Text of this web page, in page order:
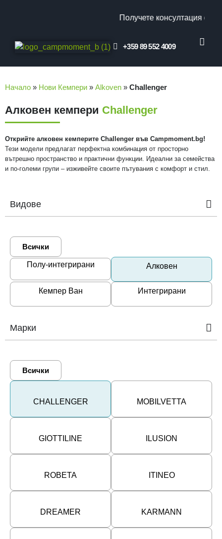
Получете консултация от
+359 89 552 4009
Начало » Нови Кемпери » Alkoven » Challenger
Алковен кемпери Challenger
Открийте алковен кемперите Challenger във Campmoment.bg!
Тези модели предлагат перфектна комбинация от просторно
вътрешно пространство и практични функции. Идеални за семейства
и по-големи групи – изживейте своите пътувания с комфорт и стил.
Видове
Всички
Полу-интегрирани Алковен
Кемпер Ван Интегрирани
Марки
Всички
CHALLENGER MOBILVETTA
GIOTTILINE ILUSION
ROBETA ITINEO
DREAMER KARMANN